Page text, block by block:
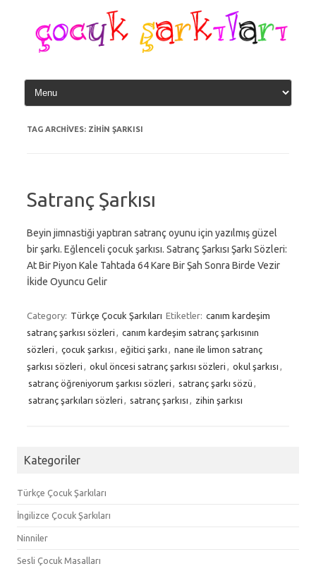
content
TAG ARCHIVES: ZIHIN ŞARKISI
Satranç Şarkısı
Beyin jimnastiği yaptıran satranç oyunu için yazılmış güzel
bir şarkı. Eğlenceli çocuk şarkısı. Satranç Şarkısı Şarkı Sözleri:
At Bir Piyon Kale Tahtada 64 Kare Bir Şah Sonra Birde Vezir
İkide Oyuncu Gelir
Category: Türkçe Çocuk Şarkıları Etiketler: canım kardeşim
satranç şarkısı sözleri
canım kardeşim satranç şarkısının
sözleri
çocuk şarkısı eğitici şarkı
nane ile limon satranç
şarkısı sözleri
okul öncesi satranç şarkısı sözleri okul şarkısı
satranç öğreniyorum şarkısı sözleri
satranç şarkı sözü
satranç şarkıları sözleri
satranç şarkısı zihin şarkısı
Kategoriler
Türkçe Çocuk Şarkıları
İngilizce Çocuk Şarkıları
Ninniler
Sesli Çocuk Masalları